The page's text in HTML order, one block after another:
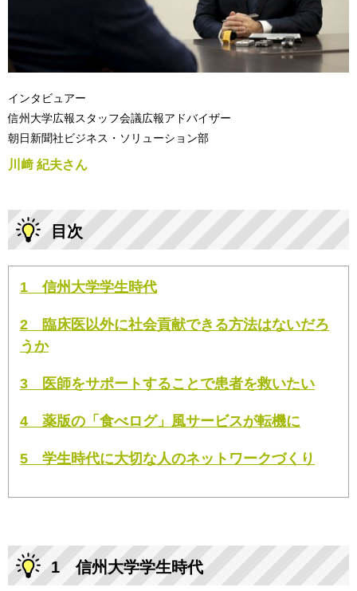
インタビュアー
信州大学広報スタッフ会議広報アドバイザー
朝日新聞社ビジネス・ソリューション部
川﨑 紀夫さん
目次
1 信州大学学生時代
2 臨床医以外に社会貢献できる方法はないだろ
うか
3 医師をサポートすることで患者を救いたい
4 薬版の「食べログ」風サービスが転機に
5 学生時代に大切な人のネットワークづくり
1 信州大学学生時代